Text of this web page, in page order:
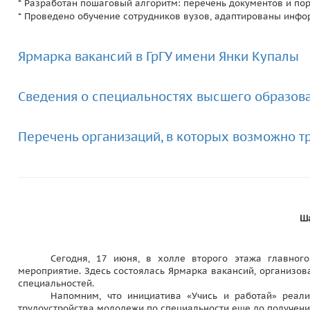
* Разработан пошаговый алгоритм: перечень документов и
* Проведено обучение сотрудников вузов, адаптированы
Ярмарка вакансий в ГрГУ имени Янки Купалы
Сведения о специальностях высшего
Перечень организаций, в которых возможно
Сегодня, 17 июня, в холле второго этажа главного
мероприятие. Здесь состоялась Ярмарка вакансий,
специальностей.
Напомним, что инициатива «Учись и работай»